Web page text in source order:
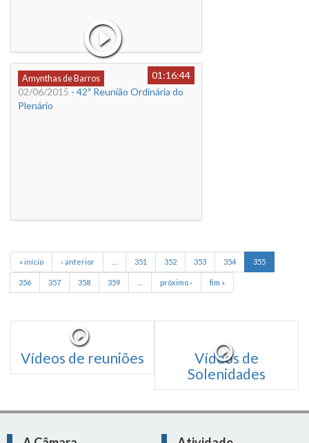
Amynthas de Barros
01:16:44
02/06/2015 - 42ª Reunião Ordinária do
Plenário
« início ‹ anterior 351 352 353 354 355
356 357 358 359 próximo › fim »
Vídeos de reuniões
Vídeos de
Solenidades